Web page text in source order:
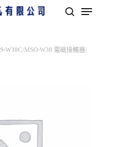
Menu
S-W38C/MSO-W38 電磁接觸器/